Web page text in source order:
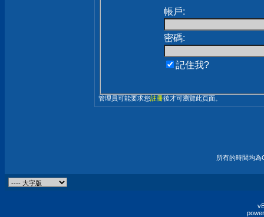
帳戶:
密碼:
記住我?
管理員可能要求您註冊後才可瀏覽此頁面。
所有的時間均為